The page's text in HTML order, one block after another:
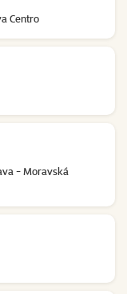
Centro
- Moravská